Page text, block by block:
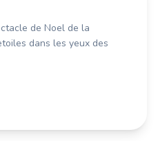
de Noel de la
dans les yeux des